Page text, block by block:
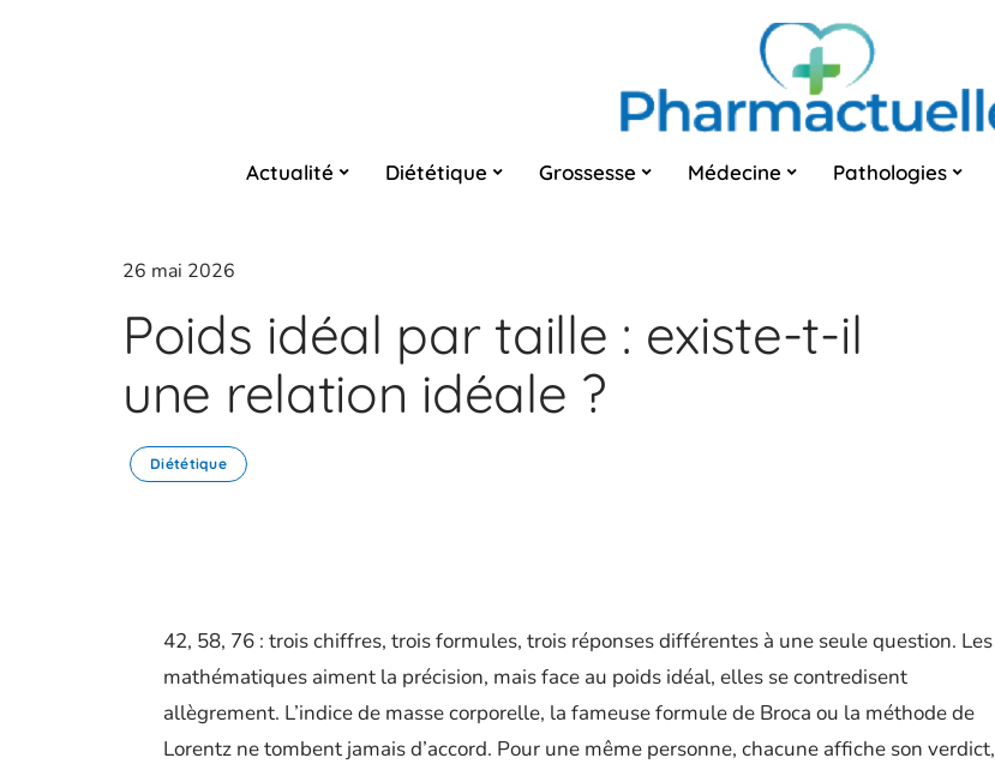
Actualité Diététique Grossesse Médecine Pathologies
26 mai 2026
Poids idéal par taille : existe-t-il
une relation idéale ?
Diététique
42, 58, 76 : trois chiffres, trois formules, trois réponses différentes à une seule question. Les
mathématiques aiment la précision, mais face au poids idéal, elles se contredisent
allègrement. L’indice de masse corporelle, la fameuse formule de Broca ou la méthode de
Lorentz ne tombent jamais d’accord. Pour une même personne, chacune affiche son verdict,